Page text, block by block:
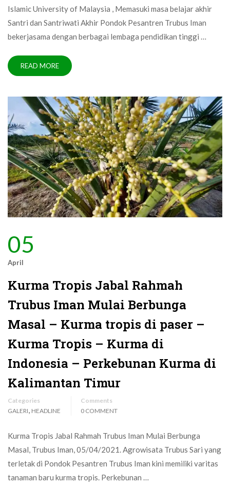
Islamic University of Malaysia , Memasuki masa belajar akhir
Santri dan Santriwati Akhir Pondok Pesantren Trubus Iman
bekerjasama dengan berbagai lembaga pendidikan tinggi …
READ MORE
05
April
Kurma Tropis Jabal Rahmah
Trubus Iman Mulai Berbunga
Masal – Kurma tropis di paser –
Kurma Tropis – Kurma di
Indonesia – Perkebunan Kurma di
Kalimantan Timur
Categories
GALERI, HEADLINE
Comments
0 COMMENT
Kurma Tropis Jabal Rahmah Trubus Iman Mulai Berbunga
Masal, Trubus Iman, 05/04/2021. Agrowisata Trubus Sari yang
terletak di Pondok Pesantren Trubus Iman kini memiliki varitas
tanaman baru kurma tropis. Perkebunan …